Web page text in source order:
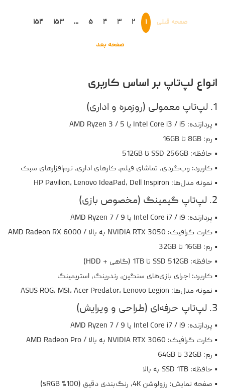
صفحه قبلی ۱ ۲ ۳ ۴ ۵ ... ۱۵۳ ۱۵۴
صفحه بعد
انواع لپ‌تاپ بر اساس کاربری
1. لپ‌تاپ معمولی (روزمره و اداری)
• پردازنده: Intel Core i3 / i5 یا AMD Ryzen 3 / 5
• رم: 8GB تا 16GB
• حافظه: SSD 256GB تا 512GB
• کاربرد: وب‌گردی، تماشای فیلم، کارهای اداری، نرم‌افزارهای سبک
• نمونه مدل‌ها: HP Pavilion، Lenovo IdeaPad، Dell Inspiron
2. لپ‌تاپ گیمینگ (مخصوص بازی)
• پردازنده: Intel Core i7 / i9 یا AMD Ryzen 7 / 9
• کارت گرافیک: NVIDIA RTX 3050 به بالا / AMD Radeon RX 6000
• رم: 16GB تا 32GB
• حافظه: SSD 512GB تا 1TB (گاهی + HDD)
• کاربرد: اجرای بازی‌های سنگین، رندرینگ، استریمینگ
• نمونه مدل‌ها: ASUS ROG، MSI، Acer Predator، Lenovo Legion
3. لپ‌تاپ حرفه‌ای (طراحی و ویرایش)
• پردازنده: Intel Core i7 / i9 یا AMD Ryzen 7 / 9
• کارت گرافیک: NVIDIA RTX 3060 به بالا / AMD Radeon Pro
• رم: 32GB تا 64GB
• حافظه: SSD 1TB به بالا
• صفحه نمایش: رزولوشن 4K، رنگ‌بندی دقیق (100% sRGB)